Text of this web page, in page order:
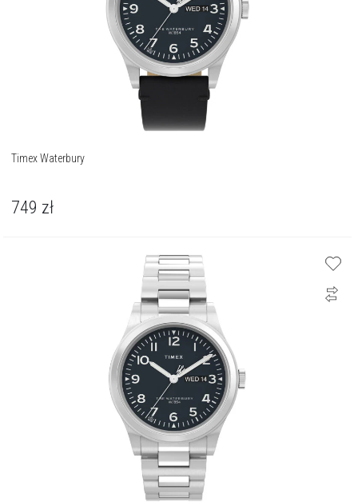
Timex Waterbury
749 zł